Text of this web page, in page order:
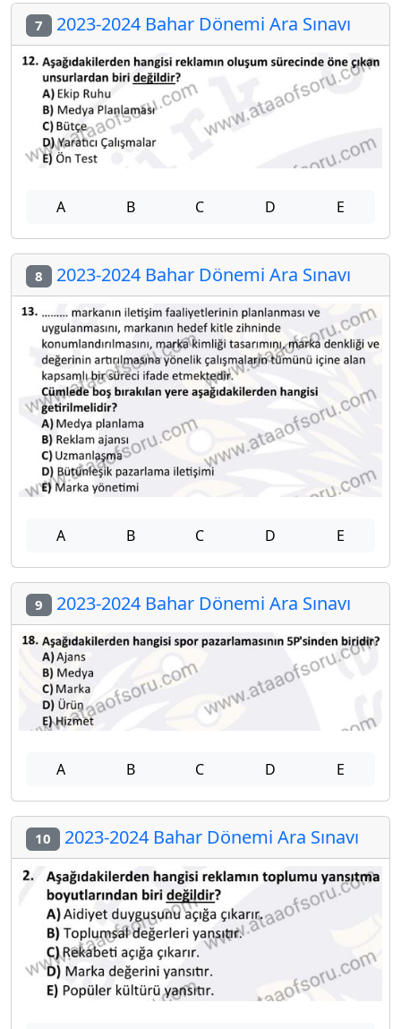
7 2023-2024 Bahar Dönemi Ara Sınavı
A B C D E
8 2023-2024 Bahar Dönemi Ara Sınavı
A B C D E
9 2023-2024 Bahar Dönemi Ara Sınavı
A B C D E
10 2023-2024 Bahar Dönemi Ara Sınavı